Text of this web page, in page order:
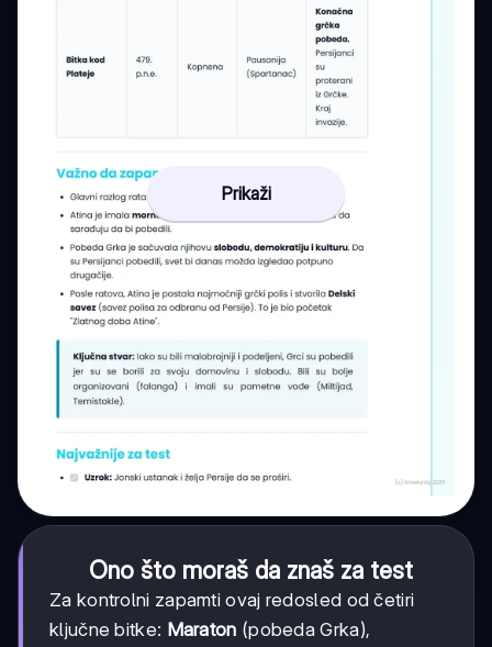
Prikaži
Ono što moraš da znaš za test
Za kontrolni zapamti ovaj redosled od četiri
ključne bitke: Maraton (pobeda Grka),